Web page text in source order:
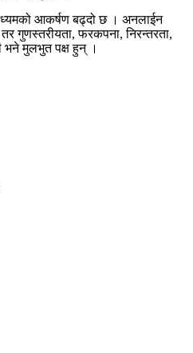
आकर्षण बढ्दो छ । अनलाईन
गुणस्तरीयता, फरकपना, निरन्तरता,
भने मुलभुत पक्ष हुन् ।